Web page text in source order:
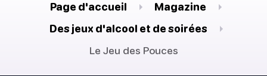
Page d'accueil
Magazine
Des jeux d'alcool et de soirées
Le Jeu des Pouces